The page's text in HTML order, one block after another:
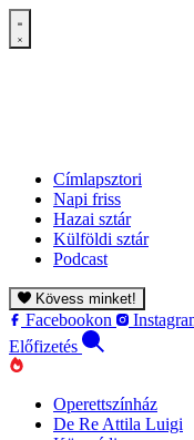
Címlapsztori
Napi friss
Hazai sztár
Külföldi sztár
Podcast
Kövess minket!
Facebookon
Előfizetés
Operettszínház
De Re Attila Luigi